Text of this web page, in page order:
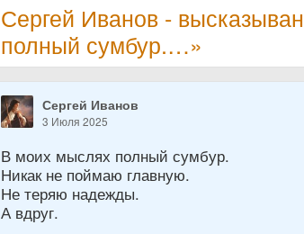
Сергей Иванов -
полный сумбур.…»
Сергей Иванов
3 Июля 2025
В моих мыслях полный сумбур.
Никак не поймаю главную.
Не теряю надежды.
А вдруг.